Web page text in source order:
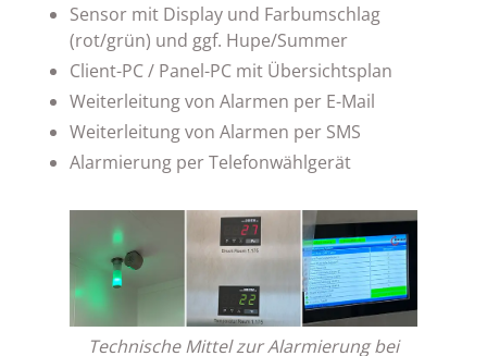
Sensor mit Display und Farbumschlag
(rot/grün) und ggf. Hupe/Summer
Client-PC / Panel-PC mit Übersichtsplan
Weiterleitung von Alarmen per E-Mail
Weiterleitung von Alarmen per SMS
Alarmierung per Telefonwählgerät
Technische Mittel zur Alarmierung bei